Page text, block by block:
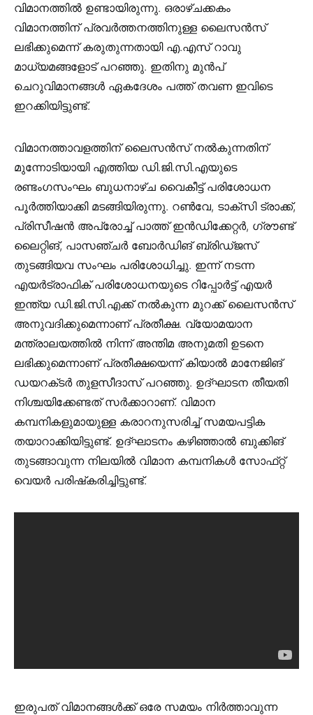
വിമാനത്തിൽ ഉണ്ടായിരുന്നു. ഒരാഴ്ചക്കകം
വിമാനത്തിന് പ്രവർത്തനത്തിനുള്ള ലൈസൻസ്
ലഭിക്കുമെന്ന് കരുതുന്നതായി എ.എസ് റാവു
മാധ്യമങ്ങളോട് പറഞ്ഞു. ഇതിനു മുൻപ്
ചെറുവിമാനങ്ങള്‍ ഏകദേശം പത്ത് തവണ ഇവിടെ
ഇറക്കിയിട്ടുണ്ട്.
വിമാനത്താവളത്തിന്​ ലൈസൻസ്​ നൽകുന്നതിന്​
മുന്നോടിയായി എത്തിയ ഡി.ജി.സി.എയുടെ
രണ്ടംഗസംഘം ബുധനാഴ്​ച വൈകീട്ട്​ പരിശോധന
പൂർത്തിയാക്കി മടങ്ങിയിരുന്നു. റൺവേ, ടാക്സി ട്രാക്ക്,
പ്രിസീഷൻ അപ്രോച്ച് പാത്ത് ഇൻഡിക്കേറ്റർ, ഗ്രൗണ്ട്
ലൈറ്റിങ്​, പാസഞ്ചർ ബോർഡിങ്​ ബ്രിഡ്ജസ്
തുടങ്ങിയവ സംഘം പരിശോധിച്ചു. ഇന്ന്​ നടന്ന
എയർട്രാഫിക്​ പരിശോധനയുടെ റിപ്പോർട്ട്​ എയർ
ഇന്ത്യ ഡി.ജി.സി.എക്ക്​ നൽകുന്ന മുറക്ക്​ ലൈസൻസ്​
അനുവദിക്കുമെന്നാണ്​ പ്രതീക്ഷ. വ്യോമയാന
മന്ത്രാലയത്തിൽ നിന്ന്​ അന്തിമ അനുമതി ഉടനെ
ലഭിക്കുമെന്നാണ്​ പ്രതീക്ഷയെന്ന്​ കിയാൽ മാനേജിങ്​
ഡയറക്​ടർ തുളസീദാസ്​ പറഞ്ഞു. ഉദ്​ഘാടന തീയതി
നിശ്ചയിക്കേണ്ടത്​ സർക്കാറാണ്​. വിമാന
കമ്പനികളുമായുള്ള കരാറനുസരിച്ച്​ സമയപട്ടിക
തയാറാക്കിയിട്ടുണ്ട്​. ഉദ്​ഘാടനം കഴിഞ്ഞാൽ ബുക്കിങ്​
തുടങ്ങാവുന്ന നിലയിൽ വിമാന കമ്പനികൾ സോഫ്​റ്റ്​
വെയർ പരിഷ്​കരിച്ചിട്ടുണ്ട്​.
ഇരുപത് വിമാനങ്ങൾക്ക് ഒരേ സമയം നിർത്താവുന്ന